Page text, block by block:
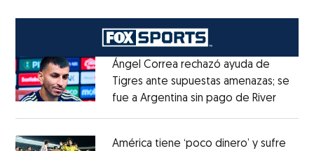
Ángel Correa rechazó ayuda de
Tigres ante supuestas amenazas; se
fue a Argentina sin pago de RiverOpens
América tiene ‘poco dinero’ y sufre